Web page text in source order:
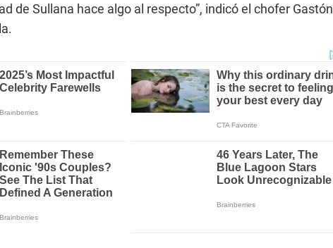
de Sullana hace algo al respecto”, indicó el chofer Gastón